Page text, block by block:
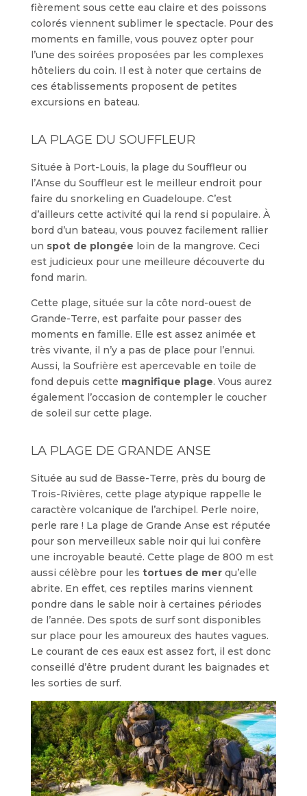
fièrement sous cette eau claire et des poissons
colorés viennent sublimer le spectacle. Pour des
moments en famille, vous pouvez opter pour
l’une des soirées proposées par les complexes
hôteliers du coin. Il est à noter que certains de
ces établissements proposent de petites
excursions en bateau.
LA PLAGE DU SOUFFLEUR
Située à Port-Louis, la plage du Souffleur ou
l’Anse du Souffleur est le meilleur endroit pour
faire du snorkeling en Guadeloupe. C’est
d’ailleurs cette activité qui la rend si populaire. À
bord d’un bateau, vous pouvez facilement rallier
un spot de plongée loin de la mangrove. Ceci
est judicieux pour une meilleure découverte du
fond marin.
Cette plage, située sur la côte nord-ouest de
Grande-Terre, est parfaite pour passer des
moments en famille. Elle est assez animée et
très vivante, il n’y a pas de place pour l’ennui.
Aussi, la Soufrière est apercevable en toile de
fond depuis cette magnifique plage. Vous aurez
également l’occasion de contempler le coucher
de soleil sur cette plage.
LA PLAGE DE GRANDE ANSE
Située au sud de Basse-Terre, près du bourg de
Trois-Rivières, cette plage atypique rappelle le
caractère volcanique de l’archipel. Perle noire,
perle rare ! La plage de Grande Anse est réputée
pour son merveilleux sable noir qui lui confère
une incroyable beauté. Cette plage de 800 m est
aussi célèbre pour les tortues de merqu’elle
abrite. En effet, ces reptiles marins viennent
pondre dans le sable noir à certaines périodes
de l’année. Des spots de surf sont disponibles
sur place pour les amoureux des hautes vagues.
Le courant de ces eaux est assez fort, il est donc
conseillé d’être prudent durant les baignades et
les sorties de surf.